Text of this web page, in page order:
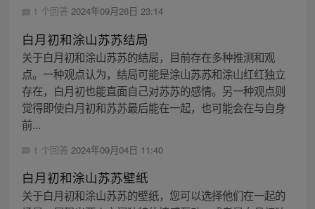
1 个回答 2024年09月26日 23:14
白月初和涂山苏苏结局
关于白月初和涂山苏苏的结局，目前存在多种推测和观
点。一种观点认为，结局可能是涂山苏苏和涂山红红独立
存在，白月初也能直面自己对苏苏的感情。另一种观点则
觉得即使白月初和苏苏最后能在一起，也可能会在与自身
前...
1 个回答 2024年09月04日 11:40
白月初和涂山苏苏壁纸
关于白月初和涂山苏苏的壁纸，您可以选择他们在一起的